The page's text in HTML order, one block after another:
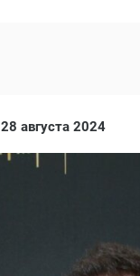
28 августа 2024